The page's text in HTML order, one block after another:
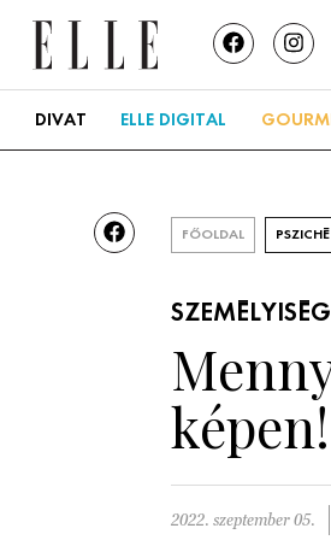
DIVAT ELLE DIGITAL
FŐOLDAL PSZICHÉ
képen!
2022. szeptember 05.